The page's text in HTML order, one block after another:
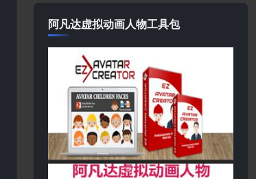
阿凡达虚拟动画人物工具包